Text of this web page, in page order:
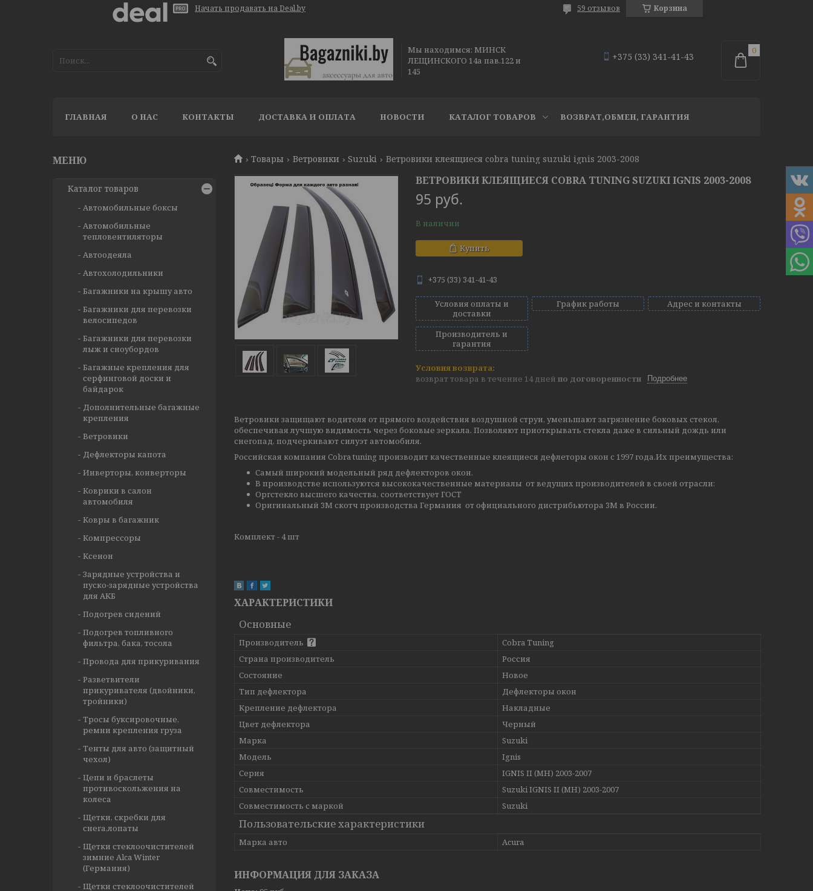
Начать продавать на Deal.by Корзина
59 отзывов
Мы находимся: МИНСК
ЛЕЩИНСКОГО 14а пав.122 и
145
+375 (33) 341-41-43
ГЛАВНАЯ О НАС КОНТАКТЫ ДОСТАВКА И ОПЛАТА НОВОСТИ КАТАЛОГ ТОВАРОВ ВОЗВРАТ,ОБМЕН, ГАРАНТИЯ
Товары Ветровики Suzuki Ветровики клеящиеся cobra tuning suzuki ignis 2003-2008
ВЕТРОВИКИ КЛЕЯЩИЕСЯ COBRA TUNING SUZUKI IGNIS 2003-2008
95 руб.
В наличии
Купить
+375 (33) 341-41-43
Условия оплаты и
доставки
График работы Адрес и контакты
Производитель и
гарантия
возврат товара в течение 14 дней по договоренности Подробнее
Ветровики защищают водителя от прямого воздействия воздушной струи, уменьшают загрязнение боковых стекол,
обеспечивая лучшую видимость через боковые зеркала. Позволяют приоткрывать стекла даже в сильный дождь или
снегопад, подчеркивают силуэт автомобиля.
Российская компания Cobra tuning производит качественные клеящиеся дефлеторы окон с 1997 года.Их преимущества:
Самый широкий модельный ряд дефлекторов окон.
В производстве используются высококачественные материалы от ведущих производителей в своей отрасли:
Оргстекло высшего качества, соответствует ГОСТ
Оригинальный 3М скотч производства Германия от официального дистрибьютора 3М в России.
Комплект - 4 шт
ХАРАКТЕРИСТИКИ
Основные
Производитель
Cobra Tuning
Страна производитель
Россия
Состояние
Новое
Тип дефлектора
Дефлекторы окон
Крепление дефлектора
Накладные
Цвет дефлектора
Черный
Марка
Suzuki
Модель
Ignis
Серия
IGNIS II (MH) 2003-2007
Совместимость
Suzuki IGNIS II (MH) 2003-2007
Совместимость с маркой
Suzuki
Пользовательские характеристики
Марка авто Acura
ИНФОРМАЦИЯ ДЛЯ ЗАКАЗА
Каталог товаров
Автомобильные боксы
Автомобильные
тепловентиляторы
Автоодеяла
Автохолодильники
Багажники на крышу авто
Багажники для перевозки
велосипедов
Багажники для перевозки
лыж и сноубордов
Багажные крепления для
серфинговой доски и
байдарок
Дополнительные багажные
крепления
Ветровики
Дефлекторы капота
Инверторы, конверторы
Коврики в салон
автомобиля
Ковры в багажник
Компрессоры
Ксенон
Зарядные устройства и
пуско-зарядные устройства
для АКБ
Подогрев сидений
Подогрев топливного
фильтра, бака, тосола
Провода для прикуривания
Разветвители
прикуривателя (двойники,
тройники)
Тросы буксировочные,
ремни крепления груза
Тенты для авто (защитный
чехол)
Цепи и браслеты
противоскольжения на
колеса
Щетки, скребки для
снега,лопаты
Щетки стеклоочистителей
зимние Alca Winter
(Германия)
Щетки стеклоочистителей